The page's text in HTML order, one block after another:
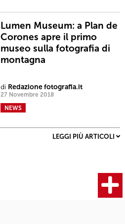
Lumen Museum: a Plan de
Corones apre il primo
museo sulla fotografia di
montagna
di Redazione fotografia.it
27 Novembre 2018
NEWS
LEGGI PIÙ ARTICOLI